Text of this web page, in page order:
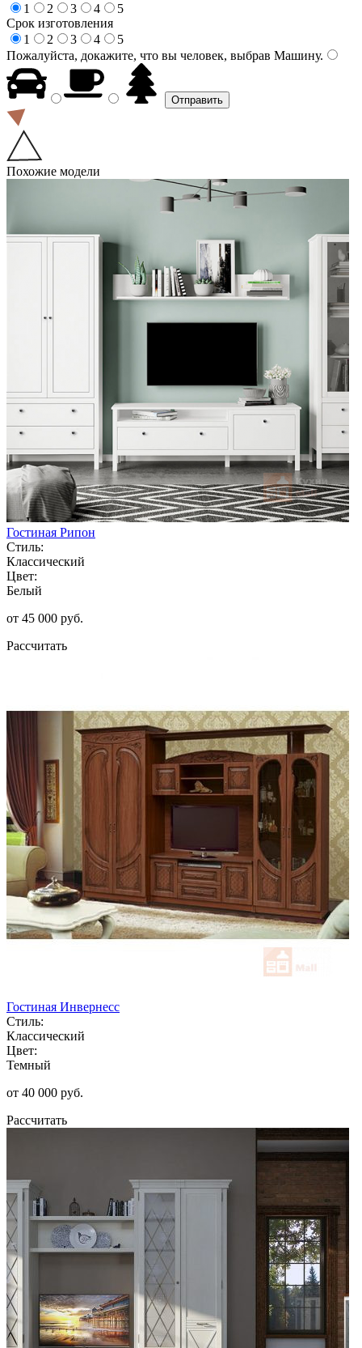
1
2 3 4
5
Срок изготовления
1
2 3 4
5
Пожалуйста, докажите, что вы человек, выбрав Машину.
Похожие модели
Гостиная Рипон
Стиль:
Классический
Цвет:
Белый
от 45 000 руб.
Рассчитать
Гостиная Инвернесс
Стиль:
Классический
Цвет:
Темный
от 40 000 руб.
Рассчитать